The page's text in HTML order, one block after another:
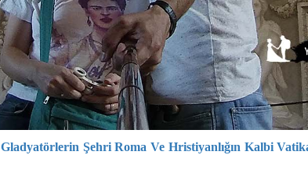
Gladyatörlerin Şehri Roma Ve Hristiyanlığın Kalbi